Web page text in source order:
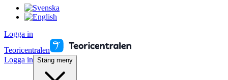
Logga in
Teoricentralen
Logga in Stäng meny